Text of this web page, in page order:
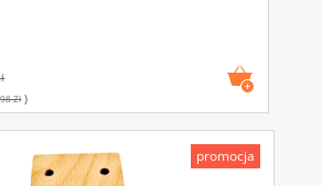
Zł)
promocja